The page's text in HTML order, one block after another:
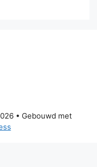
• Gebouwd met